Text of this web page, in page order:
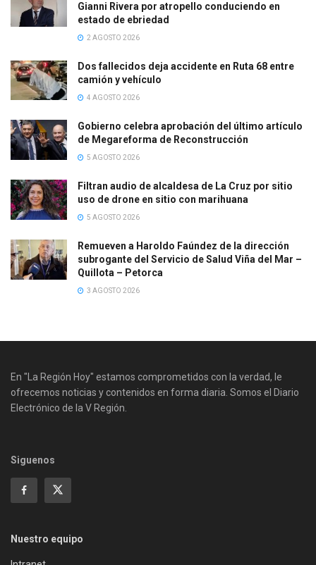
Gianni Rivera por atropello conduciendo en
estado de ebriedad
2 AGOSTO 2026
Dos fallecidos deja accidente en Ruta 68 entre
camión y vehículo
4 AGOSTO 2026
Gobierno celebra aprobación del último artículo
de Megareforma de Reconstrucción
5 AGOSTO 2026
Filtran audio de alcaldesa de La Cruz por sitio
uso de drone en sitio con marihuana
5 AGOSTO 2026
Remueven a Haroldo Faúndez de la dirección
subrogante del Servicio de Salud Viña del Mar –
Quillota – Petorca
3 AGOSTO 2026
En "La Región Hoy" estamos comprometidos con la verdad, le
ofrecemos noticias y contenidos en forma diaria. Somos el Diario
Electrónico de la V Región.
Siguenos
Nuestro equipo